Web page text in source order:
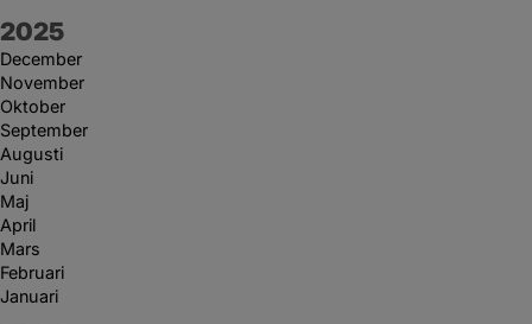
År:
2025
December
November
Oktober
September
Augusti
Juni
Maj
April
Mars
Februari
Januari